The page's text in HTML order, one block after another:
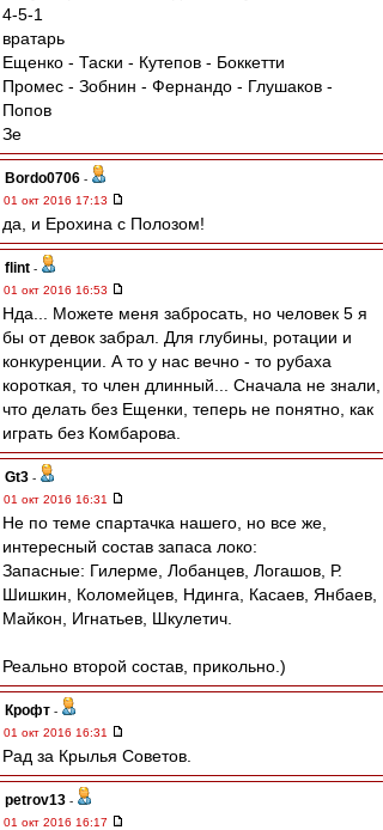
4-5-1
вратарь
Ещенко - Таски - Кутепов - Боккетти
Промес - Зобнин - Фернандо - Глушаков -
Попов
Зе
Bordo0706 -
01 окт 2016 17:13
да, и Ерохина с Полозом!
flint -
01 окт 2016 16:53
Нда... Можете меня забросать, но человек 5 я
бы от девок забрал. Для глубины, ротации и
конкуренции. А то у нас вечно - то рубаха
короткая, то член длинный... Сначала не знали,
что делать без Ещенки, теперь не понятно, как
играть без Комбарова.
Gt3 -
01 окт 2016 16:31
Не по теме спартачка нашего, но все же,
интересный состав запаса локо:
Запасные: Гилерме, Лобанцев, Логашов, Р.
Шишкин, Коломейцев, Ндинга, Касаев, Янбаев,
Майкон, Игнатьев, Шкулетич.
Реально второй состав, прикольно.)
Крофт -
01 окт 2016 16:31
Рад за Крылья Советов.
petrov13 -
01 окт 2016 16:17